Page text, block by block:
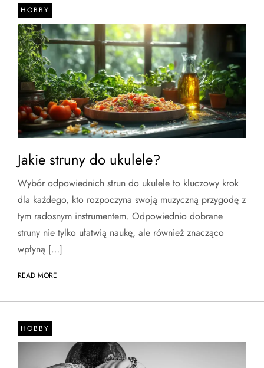
HOBBY
Jakie struny do ukulele?
Wybór odpowiednich strun do ukulele to kluczowy krok
dla każdego, kto rozpoczyna swoją muzyczną przygodę z
tym radosnym instrumentem. Odpowiednio dobrane
struny nie tylko ułatwią naukę, ale również znacząco
wpłyną […]
READ MORE
HOBBY